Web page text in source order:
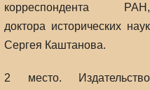
корреспондента РАН,
доктора исторических наук
Сергея Каштанова.
2 место. Издательство